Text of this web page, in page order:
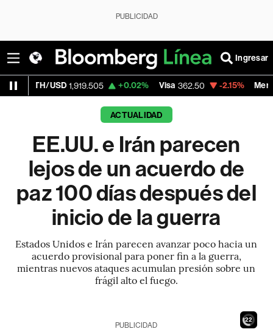
PUBLICIDAD
Ingresar
1,919.505 +0.02% Visa 362.50 -2.15% MercadoLibre
ACTUALIDAD
EE.UU. e Irán parecen
lejos de un acuerdo de
paz 100 días después del
inicio de la guerra
Estados Unidos e Irán parecen avanzar poco hacia un
acuerdo provisional para poner fin a la guerra,
mientras nuevos ataques acumulan presión sobre un
frágil alto el fuego.
20
PUBLICIDAD